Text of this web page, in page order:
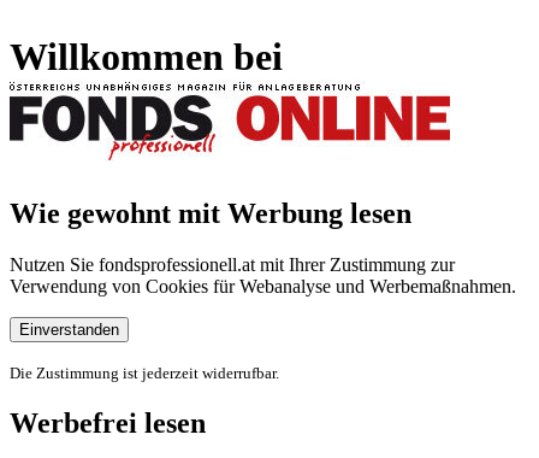
Willkommen bei
Wie gewohnt mit Werbung lesen
Nutzen Sie fondsprofessionell.at mit Ihrer Zustimmung zur
Verwendung von Cookies für Webanalyse und Werbemaßnahmen.
Einverstanden
Die Zustimmung ist jederzeit widerrufbar.
Werbefrei lesen